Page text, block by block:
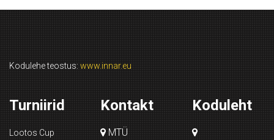
Kodulehe teostus: www.innar.eu
Turniirid
Lootos Cup
Kontakt
MTÜ
Koduleht